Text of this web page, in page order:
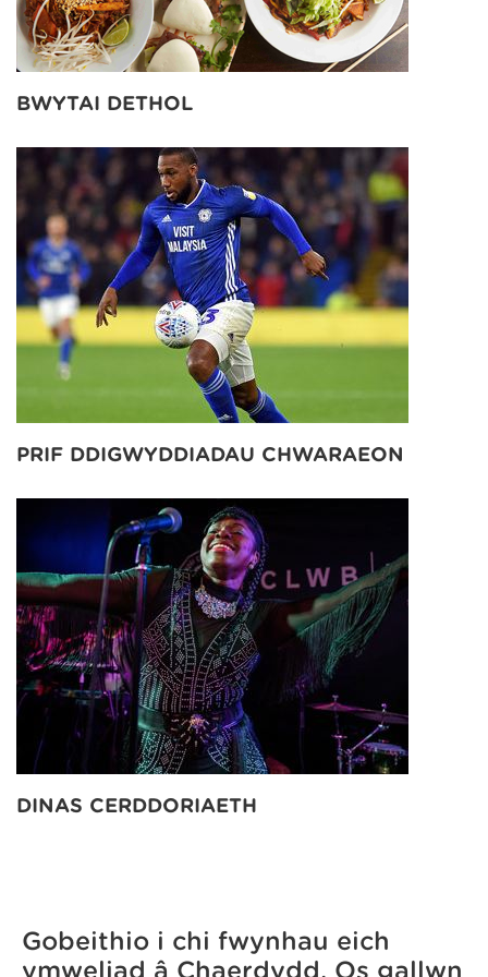
BWYTAI DETHOL
PRIF DDIGWYDDIADAU CHWARAEON
DINAS CERDDORIAETH
Gobeithio i chi fwynhau eich
ymweliad â Chaerdydd. Os gallwn